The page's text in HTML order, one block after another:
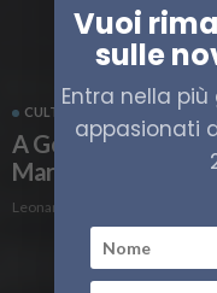
CULTURA HIGH NORTH
A Genova la
Marina Militare
Leonardo Parigi
Vuoi
sulle
Entra nella
appasionati